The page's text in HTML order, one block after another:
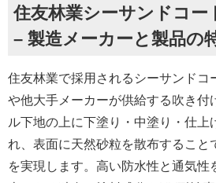
住友林業シーサンドコー
– 製造メーカーと製品の
住友林業で採用されるシーサンドコ
や他大手メーカーが供給する吹き付
ル下地の上に下塗り・中塗り・仕上
れ、表面に天然砂粒を散布すること
を実現します。高い防水性と通気性